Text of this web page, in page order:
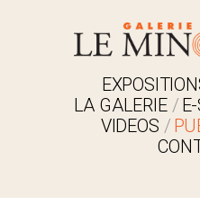
LA GALERIE
VIDEOS